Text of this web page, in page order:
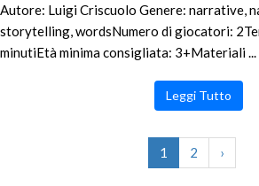
Autore: Luigi Criscuolo Genere: narrative,
storytelling, wordsNumero di giocatori:
minutiEtà minima consigliata: 3+Materiali ...
Leggi Tutto
1 2 ›